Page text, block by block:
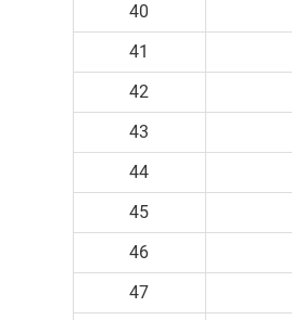
40
41
42
43
44
45
46
47